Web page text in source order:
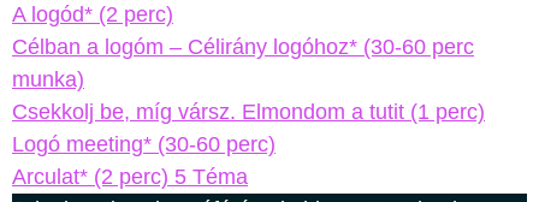
A logód* (2 perc)
Célban a logóm – Célirány logóhoz* (30-60 perc
munka)
Csekkolj be, míg vársz. Elmondom a tutit (1 perc)
Logó meeting* (30-60 perc)
Arculat* (2 perc) 5 Téma